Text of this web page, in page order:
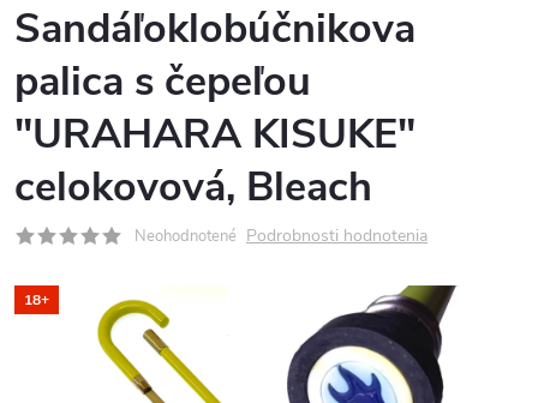
Sandáľoklobúčnikova
palica s čepeľou
"URAHARA KISUKE"
celokovová, Bleach
Neohodnotené Podrobnosti hodnotenia
18+